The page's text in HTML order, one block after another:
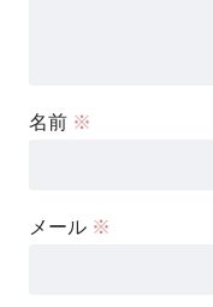
名前 ※
メール ※